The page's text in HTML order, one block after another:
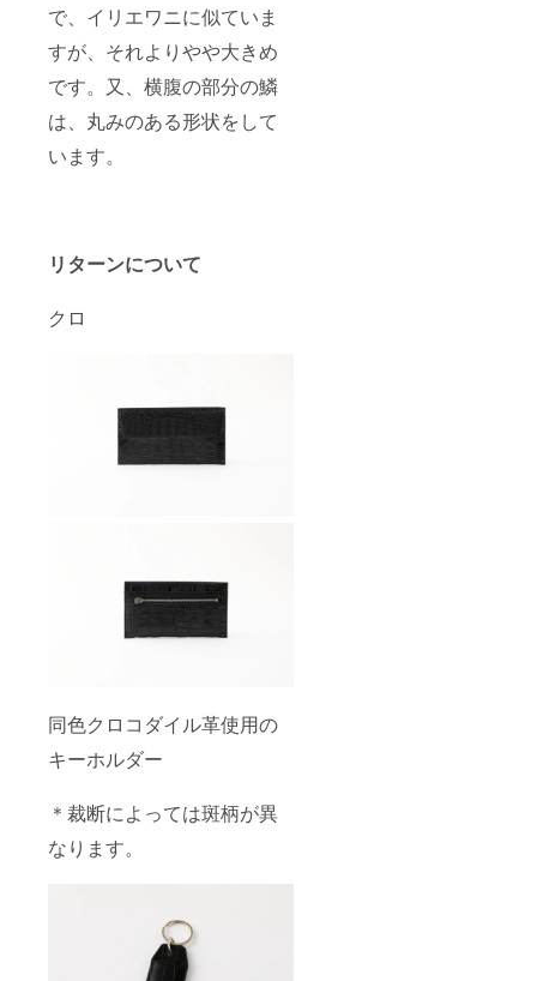
で、イリエワニに似ていま
すが、それよりやや大きめ
です。又、横腹の部分の鱗
は、丸みのある形状をして
います。
リターンについて
クロ
同色クロコダイル革使用の
キーホルダー
＊裁断によっては斑柄が異
なります。